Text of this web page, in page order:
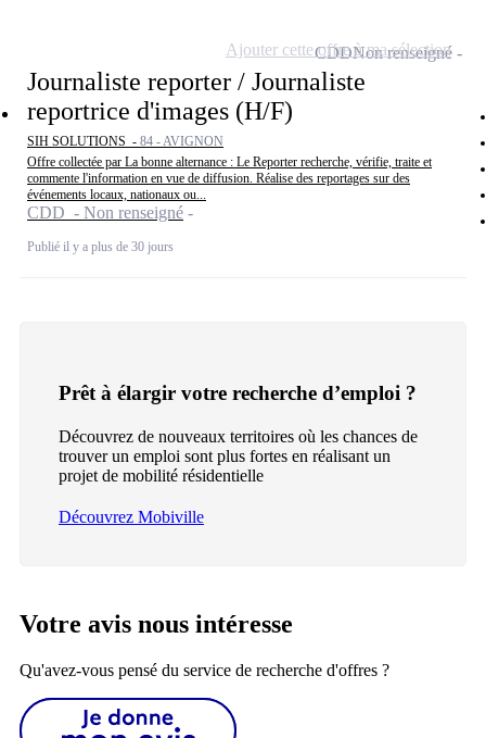
Journaliste reporter / Journaliste
reportrice d'images (H/F)
SIH SOLUTIONS - 84 - AVIGNON
Offre collectée par La bonne alternance : Le Reporter recherche, vérifie, traite et
commente l'information en vue de diffusion. Réalise des reportages sur des
événements locaux, nationaux ou...
CDD - Non renseigné
Publié il y a plus de 30 jours
CDDNon renseigné
Ajouter cette offre à ma sélection
Prêt à élargir votre recherche d’emploi ?
Découvrez de nouveaux territoires où les chances de
trouver un emploi sont plus fortes en réalisant un
projet de mobilité résidentielle
Découvrez Mobiville
Votre avis nous intéresse
Qu'avez-vous pensé du service de recherche d'offres ?